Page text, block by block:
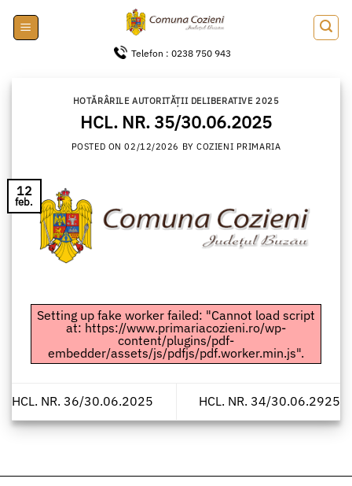
content
Telefon : 0238 750 943
HOTĂRÂRILE AUTORITĂȚII DELIBERATIVE 2025
HCL. NR. 35/30.06.2025
POSTED ON02/12/2026 BYCOZIENI PRIMARIA
12
feb.
Setting up fake worker failed: "Cannot load script
at: https://www.primariacozieni.ro/wp-
content/plugins/pdf-
embedder/assets/js/pdfjs/pdf.worker.min.js".
HCL. NR. 36/30.06.2025 HCL. NR. 34/30.06.2925